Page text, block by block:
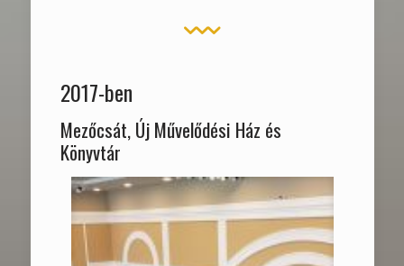
2017-ben
Mezőcsát, Új Művelődési Ház és
Könyvtár